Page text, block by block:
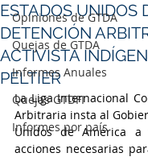
Opiniones de GTDA
Quejas de GTDA
Informes Anuales
Quejas GTDFI
Informes por país
ESTADOS UNIDOS
DETENCIÓN
ACTIVISTA
PELTIER
La Liga Internacional
Arbitraria insta al
Unidos de América
acciones necesarias